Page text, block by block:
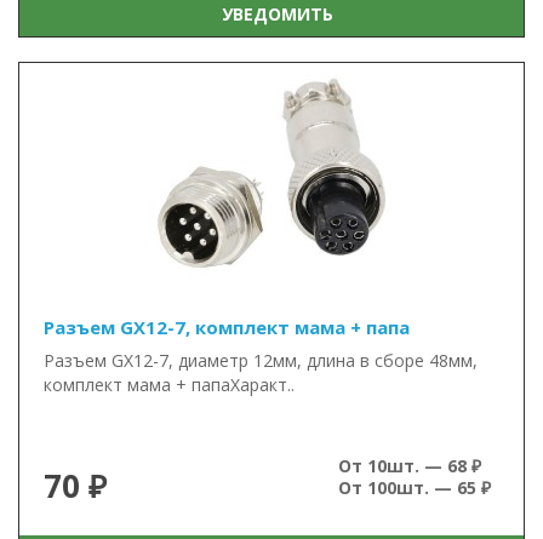
УВЕДОМИТЬ
Разъем GX12-7, комплект мама + папа
Разъем GX12-7, диаметр 12мм, длина в сборе 48мм,
комплект мама + папаХаракт..
70 ₽
От 10шт. — 68 ₽
От 100шт. — 65 ₽